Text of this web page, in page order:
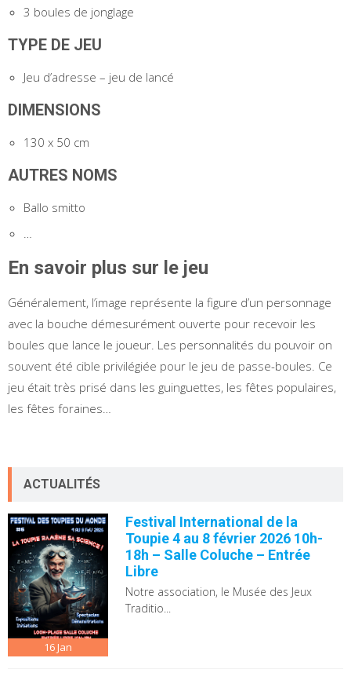
3 boules de jonglage
TYPE DE JEU
Jeu d’adresse – jeu de lancé
DIMENSIONS
130 x 50 cm
AUTRES NOMS
Ballo smitto
En savoir plus sur le jeu
Généralement, l’image représente la figure d’un personnage
avec la bouche démesurément ouverte pour recevoir les
boules que lance le joueur. Les personnalités du pouvoir on
souvent été cible privilégiée pour le jeu de passe-boules. Ce
jeu était très prisé dans les guinguettes, les fêtes populaires,
les fêtes foraines…
ACTUALITÉS
16Jan
Festival International de la
Toupie 4 au 8 février 2026 10h-
18h – Salle Coluche – Entrée
Libre
Notre association, le Musée des Jeux
Traditio...